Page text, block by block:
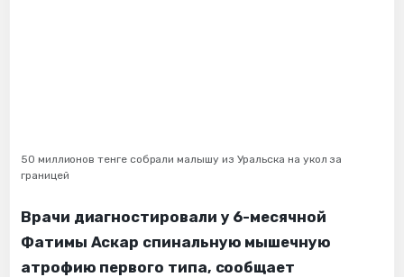
50 миллионов тенге собрали малышу из Уральска на укол за
границей
Врачи диагностировали у 6-месячной
Фатимы Аскар спинальную мышечную
атрофию первого типа, сообщает